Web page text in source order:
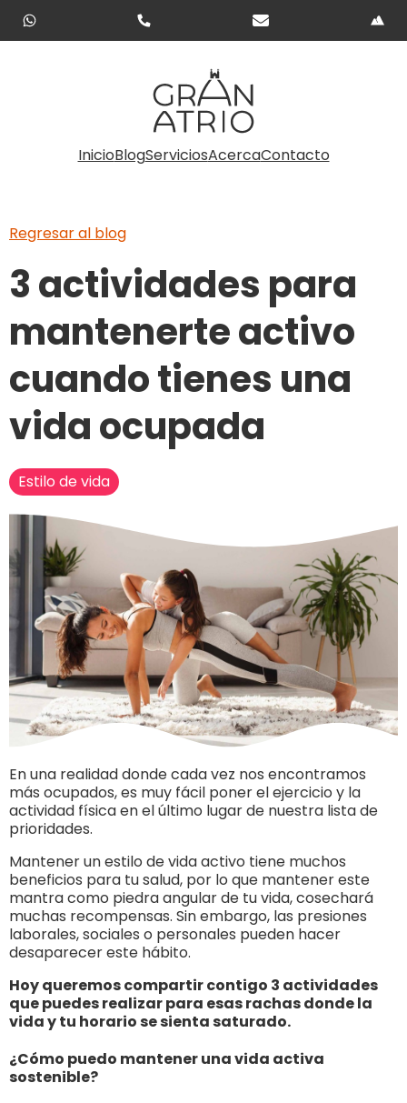
InicioBlogServiciosAcercaContacto
Regresar al blog
3 actividades para
mantenerte activo
cuando tienes una
vida ocupada
Estilo de vida
En una realidad donde cada vez nos encontramos
más ocupados, es muy fácil poner el ejercicio y la
actividad física en el último lugar de nuestra lista de
prioridades.
Mantener un estilo de vida activo tiene muchos
beneficios para tu salud, por lo que mantener este
mantra como piedra angular de tu vida, cosechará
muchas recompensas. Sin embargo, las presiones
laborales, sociales o personales pueden hacer
desaparecer este hábito.
Hoy queremos compartir contigo 3 actividades
que puedes realizar para esas rachas donde la
vida y tu horario se sienta saturado.
¿Cómo puedo mantener una vida activa
sostenible?